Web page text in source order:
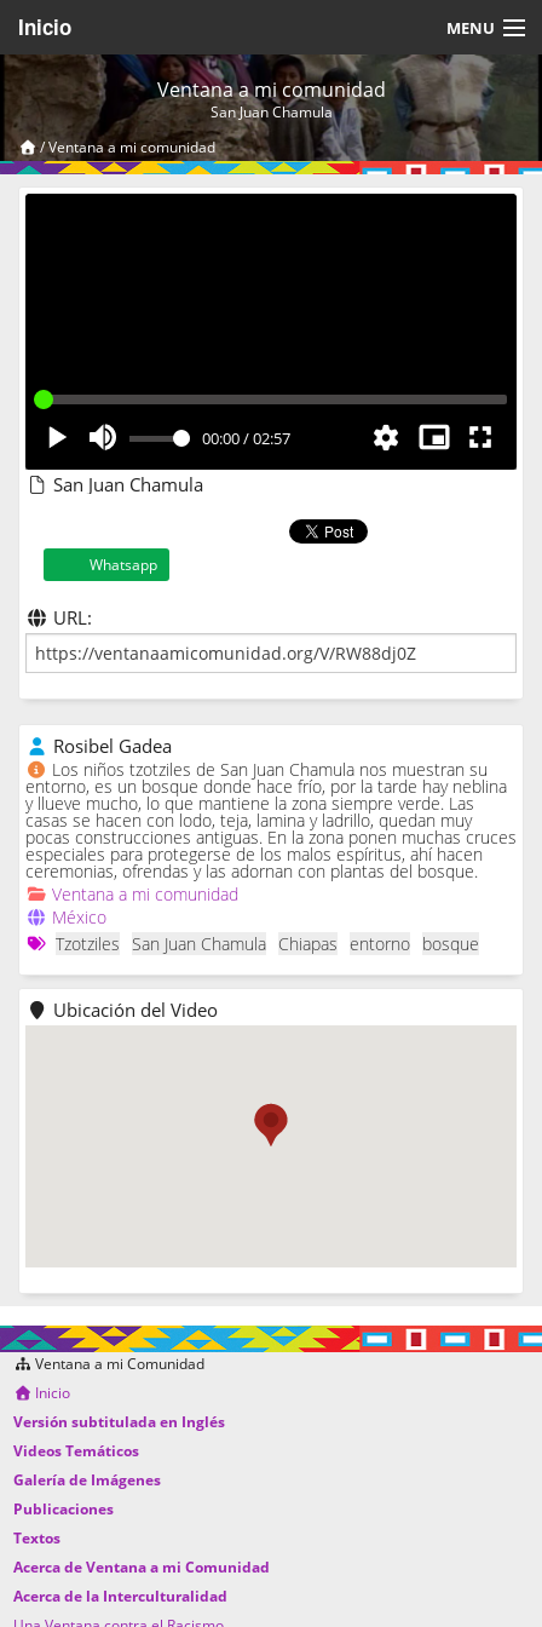
Inicio MENU
Acerca de
Videos Temáticos
Cerrar Sesión
Ventana a mi comunidad
San Juan Chamula
/Ventana a mi comunidad
00:00/02:57
San Juan Chamula
Whatsapp
URL:
Rosibel Gadea
Los niños tzotziles de San Juan Chamula nos muestran su
entorno, es un bosque donde hace frío, por la tarde hay neblina
y llueve mucho, lo que mantiene la zona siempre verde. Las
casas se hacen con lodo, teja, lamina y ladrillo, quedan muy
pocas construcciones antiguas. En la zona ponen muchas cruces
especiales para protegerse de los malos espíritus, ahí hacen
ceremonias, ofrendas y las adornan con plantas del bosque.
Ventana a mi comunidad
México
Tzotziles
San Juan Chamula Chiapas entorno bosque
Ubicación del Video
Ventana a mi Comunidad
Inicio
Versión subtitulada en Inglés
Videos Temáticos
Galería de Imágenes
Publicaciones
Textos
Acerca de Ventana a mi Comunidad
Acerca de la Interculturalidad